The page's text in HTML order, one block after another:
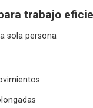
trabajo
sola persona